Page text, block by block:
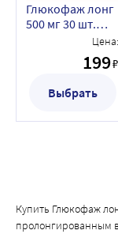
Глюкофаж лонг
500 мг 30 шт.
высвобождением
Цена:
199₽
Выбрать
Купить Глюкофаж
пролонгированным